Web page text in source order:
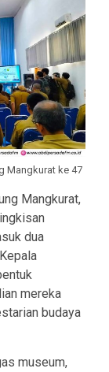
Mangkurat ke 47
Mangkurat,
dua
mereka
budaya
museum,